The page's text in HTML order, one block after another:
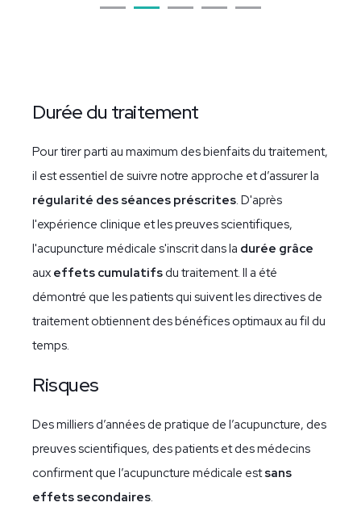
Durée du traitement
Pour tirer parti au maximum des bienfaits du traitement,
il est essentiel de suivre notre approche et d’assurer la
régularité des séances préscrites. D'après
l'expérience clinique et les preuves scientifiques,
l'acupuncture médicale s'inscrit dans la durée grâce
aux effets cumulatifs du traitement. Il a été
démontré que les patients qui suivent les directives de
traitement obtiennent des bénéfices optimaux au fil du
temps.
Risques
Des milliers d’années de pratique de l’acupuncture, des
preuves scientifiques, des patients et des médecins
confirment que l’acupuncture médicale estsans
effets secondaires.